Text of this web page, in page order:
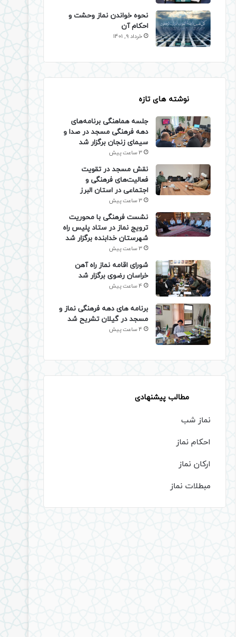
نحوه خواندن نماز وحشت و
احکام آن
خرداد 9, 1401
نوشته های تازه
جلسه هماهنگی برنامه‌های
دهه فرهنگی مسجد در صدا و
سیمای زنجان برگزار شد
3 ساعت پیش
نقش مسجد در تقویت
فعالیت‌های فرهنگی و
اجتماعی در استان البرز
3 ساعت پیش
نشست فرهنگی با محوریت
ترویج نماز در ستاد پلیس راه
شهرستان خدابنده برگزار شد
3 ساعت پیش
شورای اقامه نماز راه آهن
خراسان رضوی برگزار شد
4 ساعت پیش
برنامه های دهه فرهنگی نماز و
مسجد در گیلان تشریح شد
4 ساعت پیش
مطالب پیشنهادی
نماز شب
احکام نماز
ارکان نماز
مبطلات نماز